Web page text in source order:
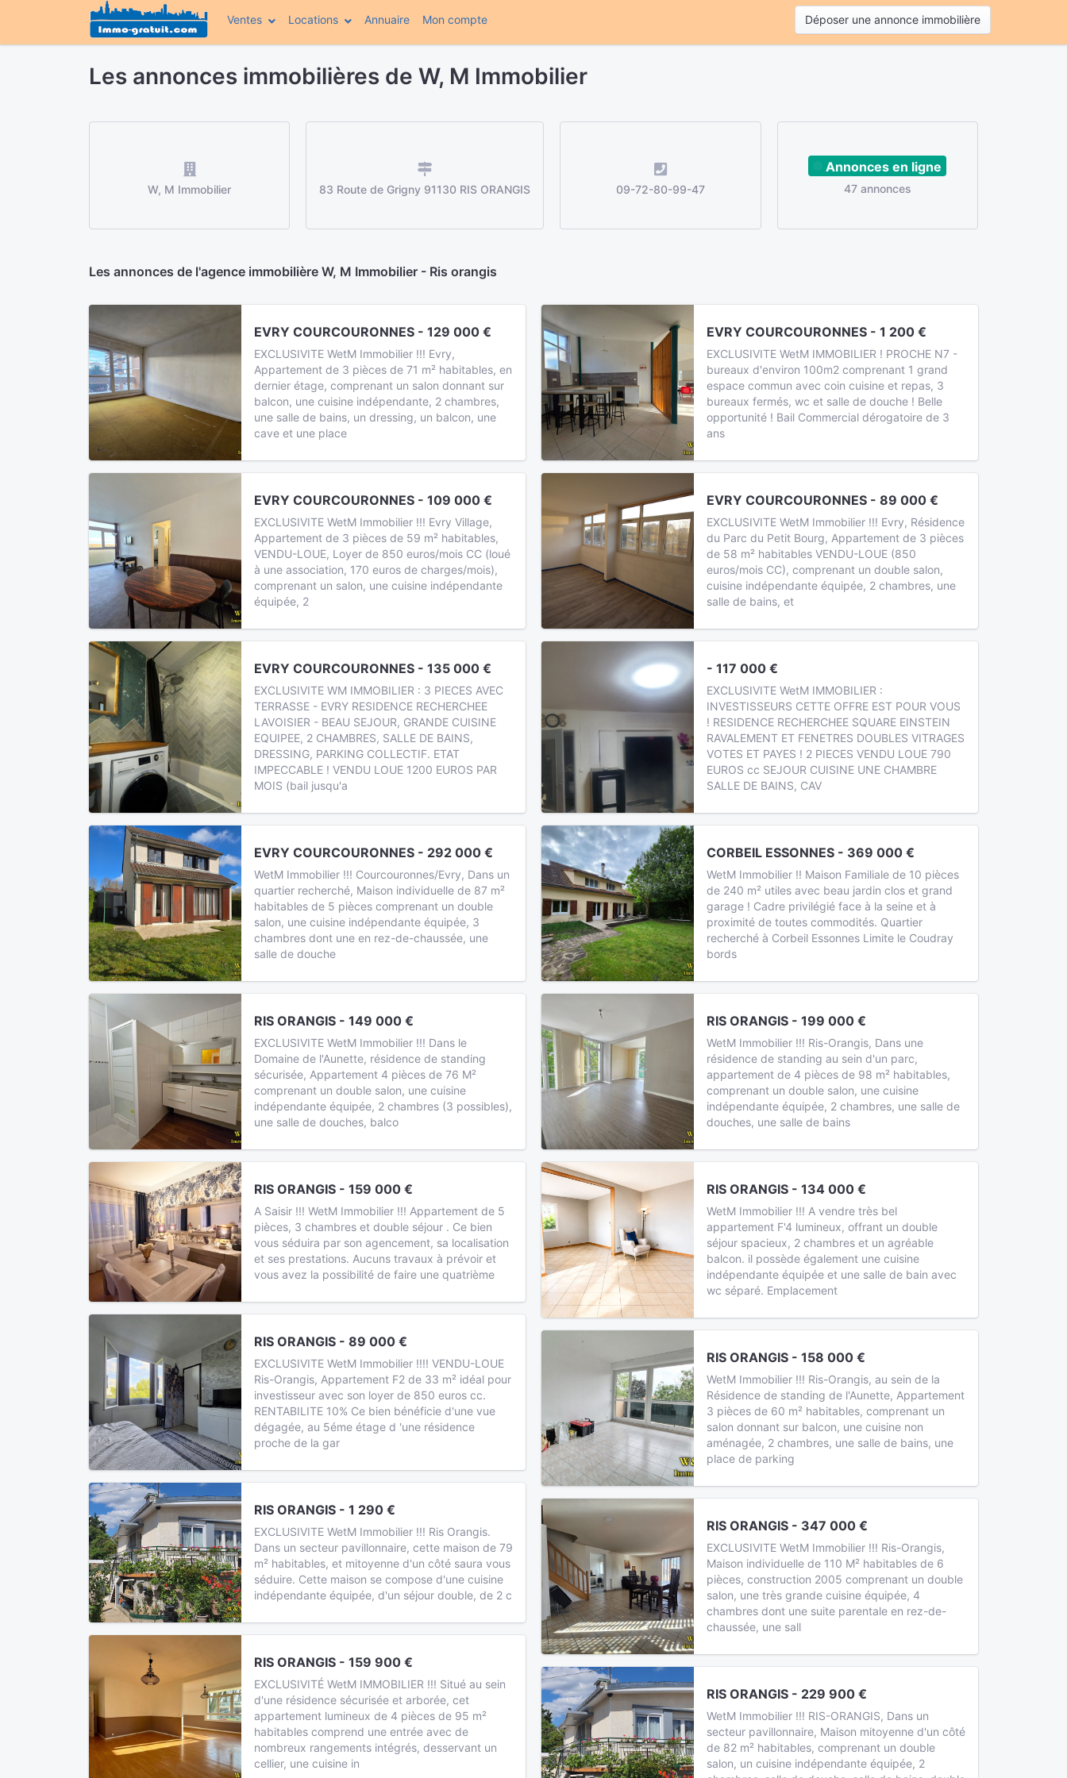
Ventes Locations Annuaire Mon compte(current) Déposer une annonce immobilière
Les annonces immobilières de W, M Immobilier
W, M Immobilier 83 Route de Grigny 91130 RIS ORANGIS 09-72-80-99-47
Annonces en ligne
47 annonces
Les annonces de l'agence immobilière W, M Immobilier - Ris orangis
EVRY COURCOURONNES - 129 000 €
EXCLUSIVITE WetM Immobilier !!! Evry,
Appartement de 3 pièces de 71 m² habitables, en
dernier étage, comprenant un salon donnant sur
balcon, une cuisine indépendante, 2 chambres,
une salle de bains, un dressing, un balcon, une
cave et une place
EVRY COURCOURONNES - 109 000 €
EXCLUSIVITE WetM Immobilier !!! Evry Village,
Appartement de 3 pièces de 59 m² habitables,
VENDU-LOUE, Loyer de 850 euros/mois CC (loué
à une association, 170 euros de charges/mois),
comprenant un salon, une cuisine indépendante
équipée, 2
EVRY COURCOURONNES - 135 000 €
EXCLUSIVITE WM IMMOBILIER : 3 PIECES AVEC
TERRASSE - EVRY RESIDENCE RECHERCHEE
LAVOISIER - BEAU SEJOUR, GRANDE CUISINE
EQUIPEE, 2 CHAMBRES, SALLE DE BAINS,
DRESSING, PARKING COLLECTIF. ETAT
IMPECCABLE ! VENDU LOUE 1200 EUROS PAR
MOIS (bail jusqu'a
EVRY COURCOURONNES - 292 000 €
WetM Immobilier !!! Courcouronnes/Evry, Dans un
quartier recherché, Maison individuelle de 87 m²
habitables de 5 pièces comprenant un double
salon, une cuisine indépendante équipée, 3
chambres dont une en rez-de-chaussée, une
salle de douche
RIS ORANGIS - 149 000 €
EXCLUSIVITE WetM Immobilier !!! Dans le
Domaine de l'Aunette, résidence de standing
sécurisée, Appartement 4 pièces de 76 M²
comprenant un double salon, une cuisine
indépendante équipée, 2 chambres (3 possibles),
une salle de douches, balco
RIS ORANGIS - 159 000 €
A Saisir !!! WetM Immobilier !!! Appartement de 5
pièces, 3 chambres et double séjour . Ce bien
vous séduira par son agencement, sa localisation
et ses prestations. Aucuns travaux à prévoir et
vous avez la possibilité de faire une quatrième
RIS ORANGIS - 89 000 €
EXCLUSIVITE WetM Immobilier !!!! VENDU-LOUE
Ris-Orangis, Appartement F2 de 33 m² idéal pour
investisseur avec son loyer de 850 euros cc.
RENTABILITE 10% Ce bien bénéficie d'une vue
dégagée, au 5éme étage d 'une résidence
proche de la gar
RIS ORANGIS - 1 290 €
EXCLUSIVITE WetM Immobilier !!! Ris Orangis.
Dans un secteur pavillonnaire, cette maison de 79
m² habitables, et mitoyenne d'un côté saura vous
séduire. Cette maison se compose d'une cuisine
indépendante équipée, d'un séjour double, de 2 c
RIS ORANGIS - 159 900 €
EXCLUSIVITÉ WetM IMMOBILIER !!! Situé au sein
d'une résidence sécurisée et arborée, cet
appartement lumineux de 4 pièces de 95 m²
habitables comprend une entrée avec de
nombreux rangements intégrés, desservant un
cellier, une cuisine in
EVRY COURCOURONNES - 1 200 €
EXCLUSIVITE WetM IMMOBILIER ! PROCHE N7 -
bureaux d'environ 100m2 comprenant 1 grand
espace commun avec coin cuisine et repas, 3
bureaux fermés, wc et salle de douche ! Belle
opportunité ! Bail Commercial dérogatoire de 3
ans
EVRY COURCOURONNES - 89 000 €
EXCLUSIVITE WetM Immobilier !!! Evry, Résidence
du Parc du Petit Bourg, Appartement de 3 pièces
de 58 m² habitables VENDU-LOUE (850
euros/mois CC), comprenant un double salon,
cuisine indépendante équipée, 2 chambres, une
salle de bains, et
- 117 000 €
EXCLUSIVITE WetM IMMOBILIER :
INVESTISSEURS CETTE OFFRE EST POUR VOUS
! RESIDENCE RECHERCHEE SQUARE EINSTEIN
RAVALEMENT ET FENETRES DOUBLES VITRAGES
VOTES ET PAYES ! 2 PIECES VENDU LOUE 790
EUROS cc SEJOUR CUISINE UNE CHAMBRE
SALLE DE BAINS, CAV
CORBEIL ESSONNES - 369 000 €
WetM Immobilier !! Maison Familiale de 10 pièces
de 240 m² utiles avec beau jardin clos et grand
garage ! Cadre privilégié face à la seine et à
proximité de toutes commodités. Quartier
recherché à Corbeil Essonnes Limite le Coudray
bords
RIS ORANGIS - 199 000 €
WetM Immobilier !!! Ris-Orangis, Dans une
résidence de standing au sein d'un parc,
appartement de 4 pièces de 98 m² habitables,
comprenant un double salon, une cuisine
indépendante équipée, 2 chambres, une salle de
douches, une salle de bains
RIS ORANGIS - 134 000 €
WetM Immobilier !!! A vendre très bel
appartement F'4 lumineux, offrant un double
séjour spacieux, 2 chambres et un agréable
balcon. il possède également une cuisine
indépendante équipée et une salle de bain avec
wc séparé. Emplacement
RIS ORANGIS - 158 000 €
WetM Immobilier !!! Ris-Orangis, au sein de la
Résidence de standing de l'Aunette, Appartement
3 pièces de 60 m² habitables, comprenant un
salon donnant sur balcon, une cuisine non
aménagée, 2 chambres, une salle de bains, une
place de parking
RIS ORANGIS - 347 000 €
EXCLUSIVITE WetM Immobilier !!! Ris-Orangis,
Maison individuelle de 110 M² habitables de 6
pièces, construction 2005 comprenant un double
salon, une très grande cuisine équipée, 4
chambres dont une suite parentale en rez-de-
chaussée, une sall
RIS ORANGIS - 229 900 €
WetM Immobilier !!! RIS-ORANGIS, Dans un
secteur pavillonnaire, Maison mitoyenne d'un côté
de 82 m² habitables, comprenant un double
salon, un cuisine indépendante équipée, 2